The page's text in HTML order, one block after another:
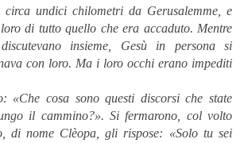
circa undici chilometri da Gerusalemme, e
di tutto quello che era accaduto. Mentre
insieme, Gesù in persona si
con loro. Ma i loro occhi erano impediti
«Che cosa sono questi discorsi che state
il cammino?». Si fermarono, col volto
di nome Clèopa, gli rispose: «Solo tu sei